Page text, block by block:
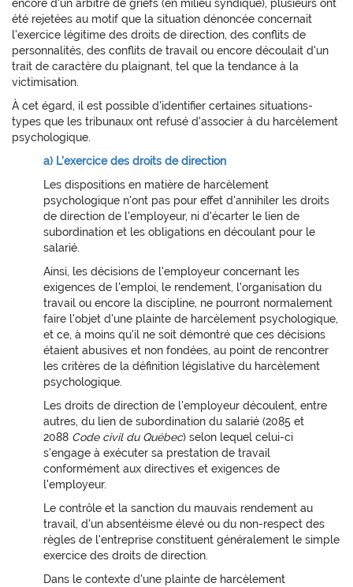
encore d'un arbitre de griefs (en milieu syndiqué), plusieurs ont
été rejetées au motif que la situation dénoncée concernait
l'exercice légitime des droits de direction, des conflits de
personnalités, des conflits de travail ou encore découlait d'un
trait de caractère du plaignant, tel que la tendance à la
victimisation.
À cet égard, il est possible d'identifier certaines situations-
types que les tribunaux ont refusé d'associer à du harcèlement
psychologique.
a) L'exercice des droits de direction
Les dispositions en matière de harcèlement
psychologique n'ont pas pour effet d'annihiler les droits
de direction de l'employeur, ni d'écarter le lien de
subordination et les obligations en découlant pour le
salarié.
Ainsi, les décisions de l'employeur concernant les
exigences de l'emploi, le rendement, l'organisation du
travail ou encore la discipline, ne pourront normalement
faire l'objet d'une plainte de harcèlement psychologique,
et ce, à moins qu'il ne soit démontré que ces décisions
étaient abusives et non fondées, au point de rencontrer
les critères de la définition législative du harcèlement
psychologique.
Les droits de direction de l'employeur découlent, entre
autres, du lien de subordination du salarié (2085 et
2088 Code civil du Québec) selon lequel celui-ci
s'engage à exécuter sa prestation de travail
conformément aux directives et exigences de
l'employeur.
Le contrôle et la sanction du mauvais rendement au
travail, d'un absentéisme élevé ou du non-respect des
règles de l'entreprise constituent généralement le simple
exercice des droits de direction.
Dans le contexte d'une plainte de harcèlement